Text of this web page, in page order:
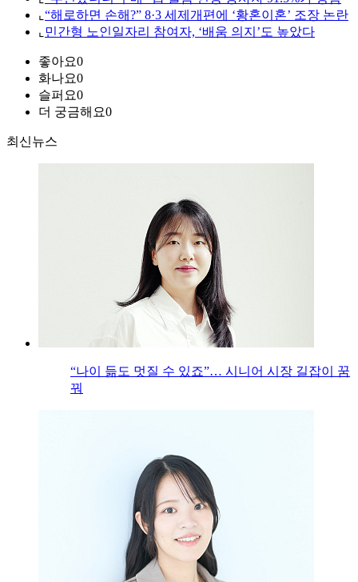
⌞ “해로하면 손해?” 8·3 세제개편에 ‘황혼이혼’ 조장 논란
⌞ 민간형 노인일자리 참여자, ‘배움 의지’도 높았다
좋아요0
화나요0
슬퍼요0
더 궁금해요0
최신뉴스
“나이 듦도 멋질 수 있죠”… 시니어 시장 길잡이 꿈
꿔